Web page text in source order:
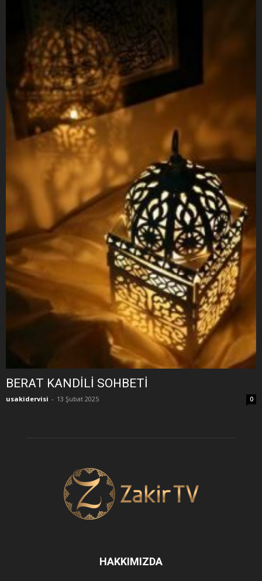
BERAT KANDİLİ SOHBETİ
usakidervisi - 13 Şubat 2025 0
HAKKIMIZDA